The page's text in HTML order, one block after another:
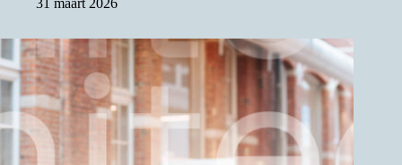
31 maart 2026